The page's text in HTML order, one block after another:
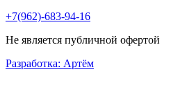
+7(962)-683-94-16
Не является публичной офертой
Разработка: Артём